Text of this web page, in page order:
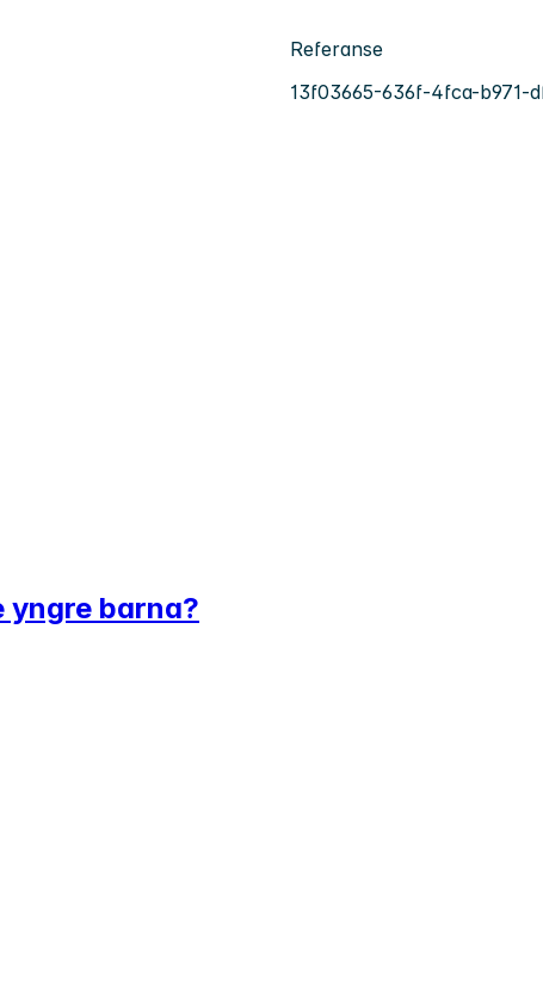
Referanse
13f03665-636f-4fca-b971-
yngre barna?